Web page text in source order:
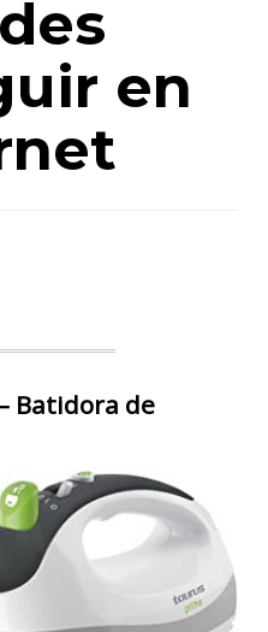
en
Batidora de